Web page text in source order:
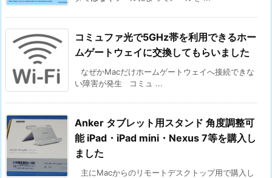
コミュファ光で5GHz帯を利用できるホー
ムゲートウェイに交換してもらいました
なぜかMacだけホームゲートウェイへ接続できな
い障害が発生 コミュ ...
Anker タブレット用スタンド 角度調整可
能 iPad・iPad mini・Nexus 7等を購入し
ました
主にMacからのリモートデスクトップ用で購入し